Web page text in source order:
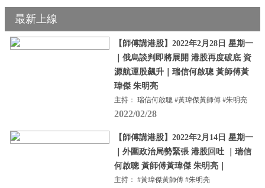
最新上線
【師傅講港股】2022年2月28日 星期一
｜俄烏談判即將展開 港股再度破底 資
源航運股飆升｜瑞信何啟聰 黃師傅黃
瑋傑 朱明亮
主持： 瑞信何啟聰 #黃瑋傑黃師傅 #朱明亮
2022/02/28
【師傅講港股】2022年2月14日 星期一
｜外圍政治局勢緊張 港股回吐 ｜瑞信
何啟聰 黃師傅黃瑋傑 朱明亮｜
主持： #黃瑋傑黃師傅 #朱明亮